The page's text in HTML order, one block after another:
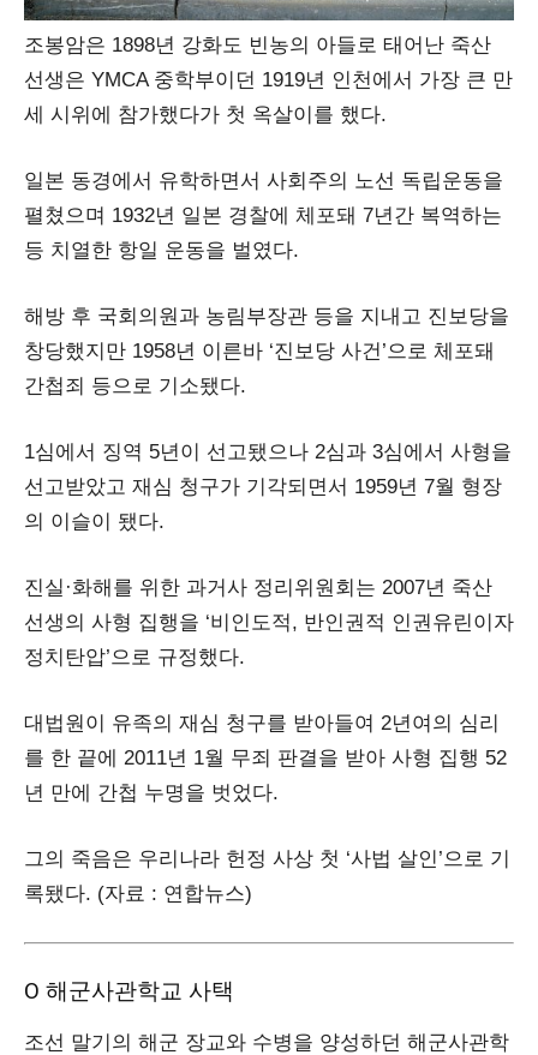
조봉암은 1898년 강화도 빈농의 아들로 태어난 죽산
선생은 YMCA 중학부이던 1919년 인천에서 가장 큰 만
세 시위에 참가했다가 첫 옥살이를 했다.
일본 동경에서 유학하면서 사회주의 노선 독립운동을
펼쳤으며 1932년 일본 경찰에 체포돼 7년간 복역하는
등 치열한 항일 운동을 벌였다.
해방 후 국회의원과 농림부장관 등을 지내고 진보당을
창당했지만 1958년 이른바 ‘진보당 사건’으로 체포돼
간첩죄 등으로 기소됐다.
1심에서 징역 5년이 선고됐으나 2심과 3심에서 사형을
선고받았고 재심 청구가 기각되면서 1959년 7월 형장
의 이슬이 됐다.
진실·화해를 위한 과거사 정리위원회는 2007년 죽산
선생의 사형 집행을 ‘비인도적, 반인권적 인권유린이자
정치탄압’으로 규정했다.
대법원이 유족의 재심 청구를 받아들여 2년여의 심리
를 한 끝에 2011년 1월 무죄 판결을 받아 사형 집행 52
년 만에 간첩 누명을 벗었다.
그의 죽음은 우리나라 헌정 사상 첫 ‘사법 살인’으로 기
록됐다. (자료 : 연합뉴스)
Ο 해군사관학교 사택
조선 말기의 해군 장교와 수병을 양성하던 해군사관학